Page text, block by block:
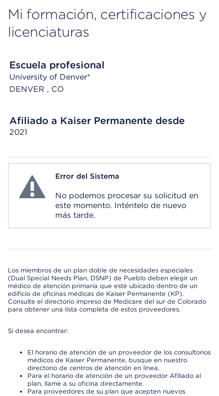
Mi formación, certificaciones y
licenciaturas
Escuela profesional
University of Denver*
DENVER , CO
Afiliado a Kaiser Permanente desde
2021
System ErrorError del Sistema
No podemos procesar su solicitud en
este momento. Inténtelo de nuevo
más tarde.
Los miembros de un plan doble de necesidades especiales
(Dual Special Needs Plan, DSNP) de Pueblo deben elegir un
médico de atención primaria que esté ubicado dentro de un
edificio de oficinas médicas de Kaiser Permanente (KP).
Consulte el directorio impreso de Medicare del sur de Colorado
para obtener una lista completa de estos proveedores.
Si desea encontrar:
El horario de atención de un proveedor de los consultorios
médicos de Kaiser Permanente, busque en nuestro
directorio de centros de atención en línea.
Para el horario de atención de un proveedor Afiliado al
plan, llame a su oficina directamente.
Para proveedores de su plan que acepten nuevos